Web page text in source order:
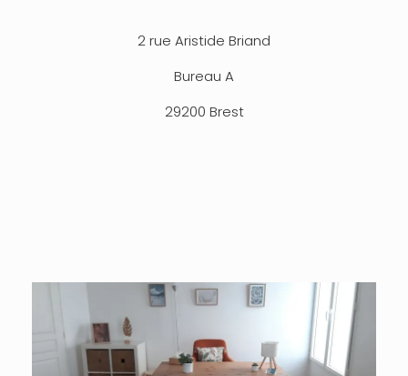
2 rue Aristide Briand
Bureau A
29200 Brest